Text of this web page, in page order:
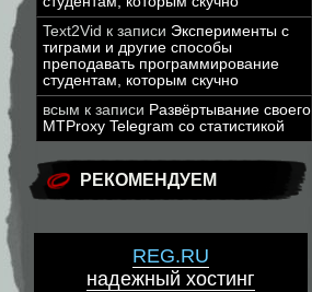
Text2Vid к записи Эксперименты с
тиграми и другие способы
преподавать программирование
студентам, которым скучно
всым к записи Развёртывание своего
MTProxy Telegram со статистикой
РЕКОМЕНДУЕМ
REG.RU
надежный хостинг